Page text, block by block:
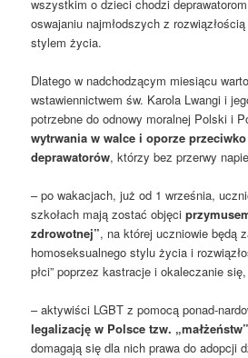
wszystkim o dzieci chodzi
oswajaniu najmłodszych z
stylem życia.
Dlatego w nadchodzącym miesiącu
wstawiennictwem św. Karola Lwangi i
potrzebne do odnowy moralnej Polski i
wytrwania w walce i oporze
deprawatorów, którzy bez przerwy
– po wakacjach, już od 1 września,
szkołach mają zostać objęci
zdrowotnej”, na której uczniowie będą
homoseksualnego stylu życia i
płci” poprzez kastracje i okaleczanie się,
– aktywiści LGBT z pomocą ponad-
legalizację w Polsce tzw.
domagają się dla nich prawa do adopcji